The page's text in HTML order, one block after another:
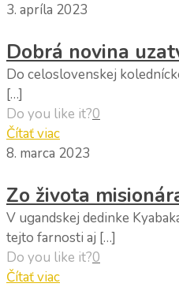
3. apríla 2023
Dobrá novina
Do celoslovenskej
[…]
Do you like it?0
Čítať viac
8. marca 2023
Zo života
V ugandskej dedinke
tejto farnosti aj […]
Do you like it?0
Čítať viac